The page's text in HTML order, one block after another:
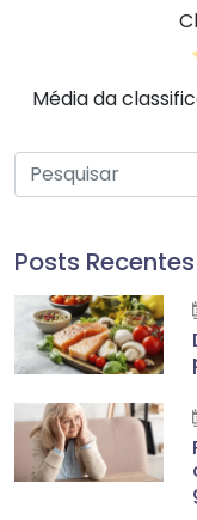
Média da
Posts Recentes